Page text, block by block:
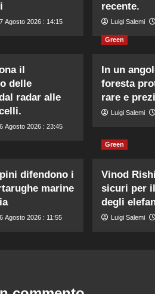
7 Agosto 2026 : 14:15
recente.
Luigi Salemi
il
delle
radar alle
6 Agosto 2026 : 23:45
Green
In un
foresta
rare e
Luigi Salemi
difendono i
marine
6 Agosto 2026 : 11:55
Green
Vinod
sicuri per
degli
Luigi Salemi